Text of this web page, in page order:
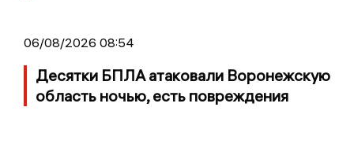
06/08/2026 08:54
Десятки БПЛА атаковали Воронежскую
область ночью, есть повреждения